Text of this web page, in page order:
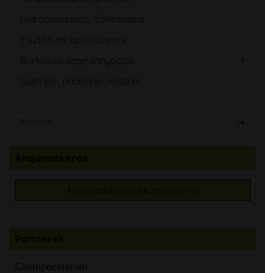
Hidromasszázs, Színterápia
Tisztító és ápolószerek
Burkolási segédanyagok
Csempe, padlólap, mozaik
Csempecentrum